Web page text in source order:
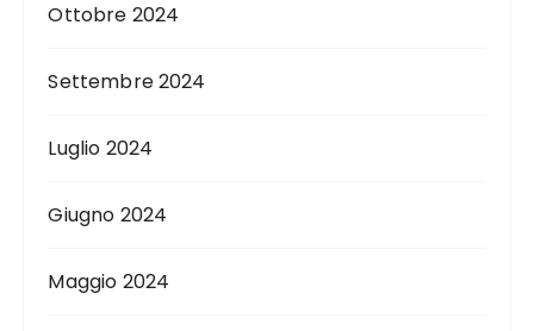
Ottobre 2024
Settembre 2024
Luglio 2024
Giugno 2024
Maggio 2024